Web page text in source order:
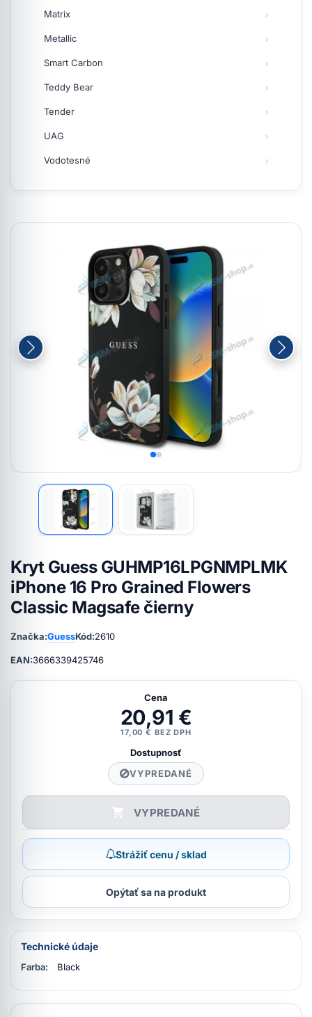
Matrix
Metallic
Smart Carbon
Teddy Bear
Tender
UAG
Vodotesné
Kryt Guess GUHMP16LPGNMPLMK
iPhone 16 Pro Grained Flowers
Classic Magsafe čierny
Značka:GuessKód:2610
EAN:3666339425746
Cena
20,91 €
17,00 € BEZ DPH
Dostupnosť
VYPREDANÉ
VYPREDANÉ
Strážiť cenu / sklad
Opýtať sa na produkt
Technické údaje
Farba: Black